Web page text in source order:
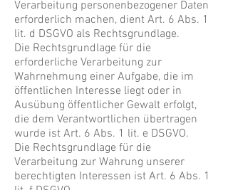
Verarbeitung personenbezogener Daten
erforderlich machen, dient Art. 6 Abs. 1
lit. d DSGVO als Rechtsgrundlage.
Die Rechtsgrundlage für die
erforderliche Verarbeitung zur
Wahrnehmung einer Aufgabe, die im
öffentlichen Interesse liegt oder in
Ausübung öffentlicher Gewalt erfolgt,
die dem Verantwortlichen übertragen
wurde ist Art. 6 Abs. 1 lit. e DSGVO.
Die Rechtsgrundlage für die
Verarbeitung zur Wahrung unserer
berechtigten Interessen ist Art. 6 Abs. 1